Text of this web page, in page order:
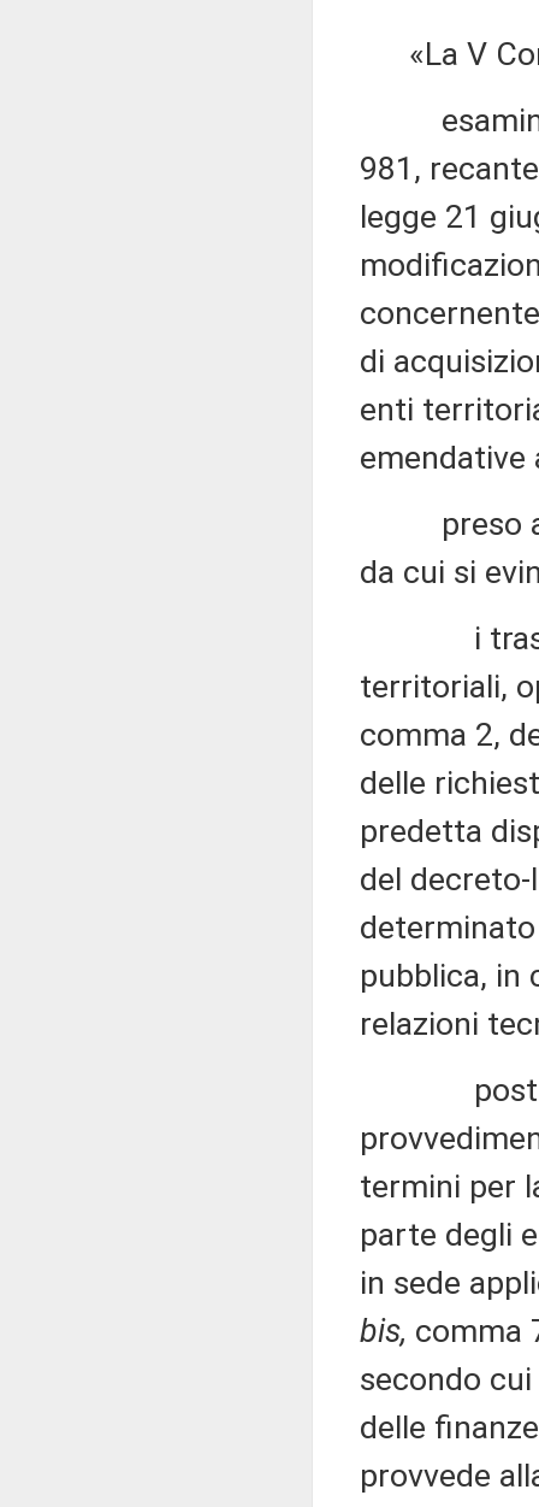
«La V
981,
legge 21
di
enti
emendative
preso
da cui si
i
territoriali,
comma 2,
delle
predetta
del
pubblica, in
relazioni
posto
termini per
parte degli
in sede
bis, comma
secondo
delle
provvede